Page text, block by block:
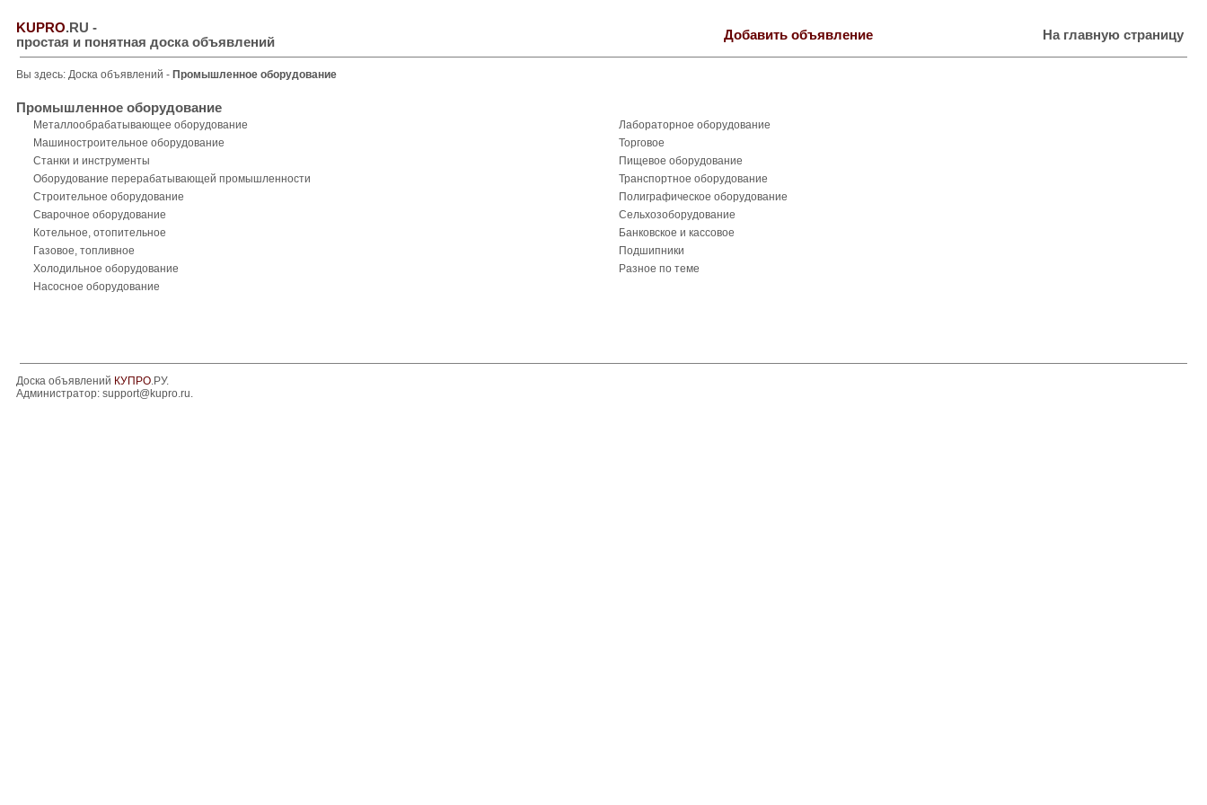
KUPRO.RU -
простая и понятная доска объявлений
Добавить объявление На главную страницу
Вы здесь: Доска объявлений - Промышленное оборудование
Промышленное оборудование
Металлообрабатывающее оборудование
Машиностроительное оборудование
Станки и инструменты
Оборудование перерабатывающей промышленности
Строительное оборудование
Сварочное оборудование
Котельное, отопительное
Газовое, топливное
Холодильное оборудование
Насосное оборудование
Лабораторное оборудование
Торговое
Пищевое оборудование
Транспортное оборудование
Полиграфическое оборудование
Сельхозоборудование
Банковское и кассовое
Подшипники
Разное по теме
Доска объявлений КУПРО.РУ.
Администратор: support@kupro.ru.